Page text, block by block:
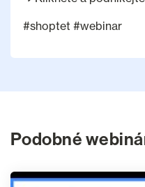
#shoptet #webinar
Podobné